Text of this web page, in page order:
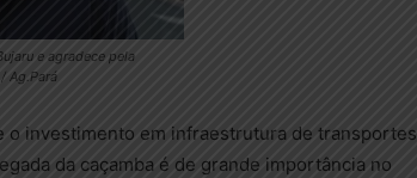
e agradece pela
Ag.Pará
o investimento em infraestrutura de transportes
da caçamba é de grande importância no